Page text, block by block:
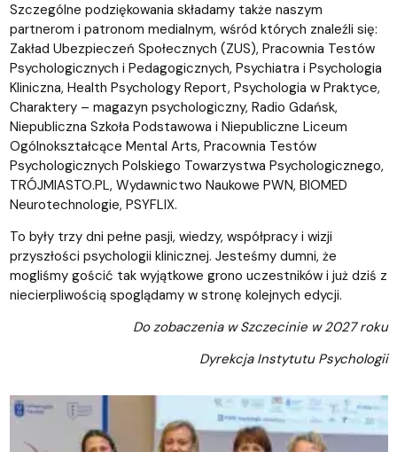
Szczególne podziękowania składamy także naszym
partnerom i patronom medialnym, wśród których znaleźli się:
Zakład Ubezpieczeń Społecznych (ZUS), Pracownia Testów
Psychologicznych i Pedagogicznych, Psychiatra i Psychologia
Kliniczna, Health Psychology Report, Psychologia w Praktyce,
Charaktery – magazyn psychologiczny, Radio Gdańsk,
Niepubliczna Szkoła Podstawowa i Niepubliczne Liceum
Ogólnokształcące Mental Arts, Pracownia Testów
Psychologicznych Polskiego Towarzystwa Psychologicznego,
TRÓJMIASTO.PL, Wydawnictwo Naukowe PWN, BIOMED
Neurotechnologie, PSYFLIX.
To były trzy dni pełne pasji, wiedzy, współpracy i wizji
przyszłości psychologii klinicznej. Jesteśmy dumni, że
mogliśmy gościć tak wyjątkowe grono uczestników i już dziś z
niecierpliwością spoglądamy w stronę kolejnych edycji.
Do zobaczenia w Szczecinie w 2027 roku
Dyrekcja Instytutu Psychologii